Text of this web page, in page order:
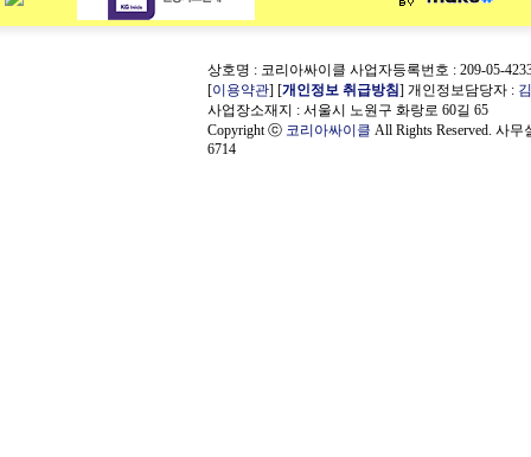
상호명 : 코리아싸이클 사업자등록번호 : 209-05-
[이용약관] [개인정보 취급방침] 개인정보담당자 :
사업장소재지 : 서울시 노원구 화랑로 60길 65
Copyright ⓒ 코리아싸이클 All Rights Reserved. 사무
6714